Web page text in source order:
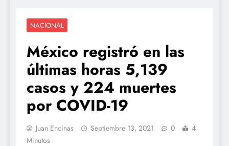
NACIONAL
México registró en las
últimas horas 5,139
casos y 224 muertes
por COVID-19
Juan Encinas Septiembre 13, 2021 0
4
Minutos